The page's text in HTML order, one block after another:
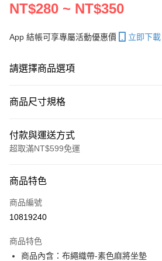
NT$280 ~ NT$350
App 結帳可享專屬活動優惠價 立即下載
請選擇商品選項
商品尺寸規格
付款與運送方式
超取滿NT$599免運
信用卡一次付款
超商取貨付款
Apple Pay
商品特色
商品編號
10819240
商品特色
商品內含：布繩織帶-素色麻將坐墊